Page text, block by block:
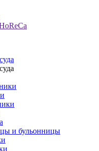
и бульонницы